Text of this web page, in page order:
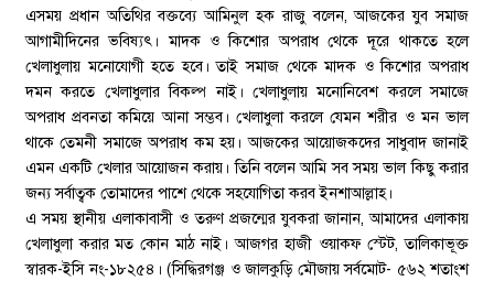
এসময় প্রধান অতিথির বক্তব্যে আমিনুল হক রাজু বলেন, আজকের যুব সমাজ
আগামীদিনের ভবিষ্যৎ। মাদক ও কিশোর অপরাধ থেকে দূরে থাকতে হলে
খেলাধুলায় মনোযোগী হতে হবে। তাই সমাজ থেকে মাদক ও কিশোর অপরাধ
দমন করতে খেলাধুলার বিকল্প নাই। খেলাধুলায় মনোনিবেশ করলে সমাজে
অপরাধ প্রবনতা কমিয়ে আনা সম্ভব। খেলাধুলা করলে যেমন শরীর ও মন ভাল
থাকে তেমনী সমাজে অপরাধ কম হয়। আজকের আয়োজকদের সাধুবাদ জানাই
এমন একটি খেলার আয়োজন করায়। তিনি বলেন আমি সব সময় ভাল কিছু করার
জন্য সর্বাত্বক তোমাদের পাশে থেকে সহযোগিতা করব ইনশাআল্লাহ।
এ সময় স্থানীয় এলাকাবাসী ও তরুণ প্রজন্মের যুবকরা জানান, আমাদের এলাকায়
খেলাধুলা করার মত কোন মাঠ নাই। আজগর হাজী ওয়াকফ স্টেট, তালিকাভূক্ত
স্বারক-ইসি নং-১৮২৫৪। (সিদ্ধিরগঞ্জ ও জালকুড়ি মৌজায় সর্বমোট- ৫৬২ শতাংশ